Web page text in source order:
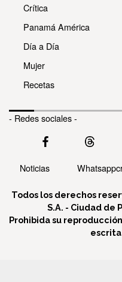
Crítica
Panamá América
Día a Día
Mujer
Recetas
- Redes sociales -
Noticias
Todos los derechos
S.A. - Ciudad de
Prohibida su